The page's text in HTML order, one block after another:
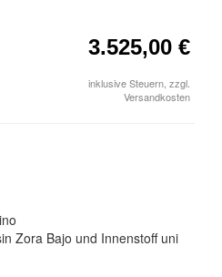
3.525,00 €
inklusive Steuern, zzgl.
Versandkosten
Zora Bajo und Innenstoff uni